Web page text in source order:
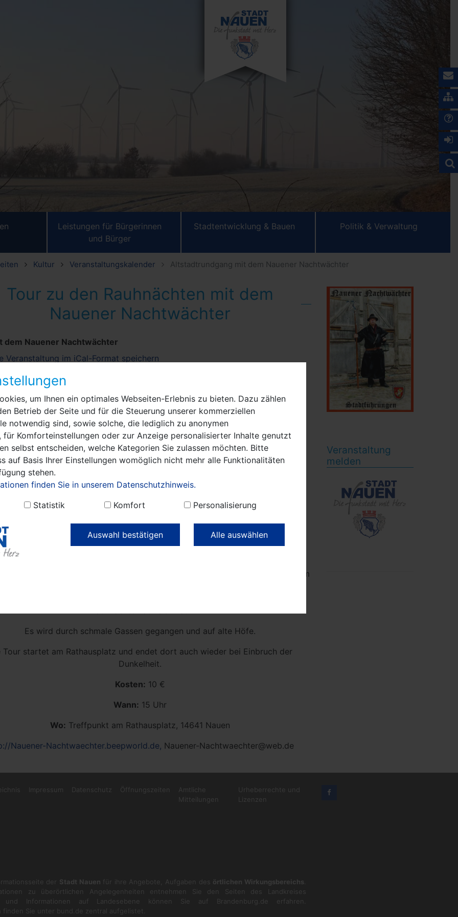
um Ihnen ein optimales Webseiten-Erlebnis zu bieten. Dazu zählen
Betrieb der Seite und für die Steuerung unserer kommerziellen
notwendig sind, sowie solche, die lediglich zu anonymen
für Komforteinstellungen oder zur Anzeige personalisierter Inhalte genutzt
selbst entscheiden, welche Kategorien Sie zulassen möchten. Bitte
auf Basis Ihrer Einstellungen womöglich nicht mehr alle Funktionalitäten
stehen.
finden Sie in unserem Datenschutzhinweis.
Statistik Komfort Personalisierung
Auswahl bestätigen Alle auswählen
Leistungen für Bürgerinnen
und Bürger
Stadtentwicklung & Bauen Politik & Verwaltung
Kultur Veranstaltungskalender Altstadtrundgang mit dem Nauener Nachtwächter
Tour zu den Rauhnächten mit dem
Nauener Nachtwächter
dem Nauener Nachtwächter
Veranstaltung im iCal-Format speichern
15:00 Uhr
Rathausplatz
14641 Nauen
Nauener Nachtwächter
Erwachsene, Familien, Führungen
neuen Jahr startet der Nachtwächter seine Touren durch Alt-Nauen. An diesem
eine Tour zu den Rauhnächten. Während des Rundgangs kann man einiges
Es wird durch schmale Gassen gegangen und auf alte Höfe.
Tour startet am Rathausplatz und endet dort auch wieder bei Einbruch der
Dunkelheit.
Kosten: 10 €
Wann: 15 Uhr
Wo: Treffpunkt am Rathausplatz, 14641 Nauen
Nauener-Nachtwaechter.beepworld.de, Nauener-Nachtwaechter@web.de
Veranstaltung
melden
Impressum Datenschutz Öffnungszeiten
Amtliche
Mitteilungen
Urheberrechte und
Lizenzen
der Stadt Nauen für ihre Angebote, Aufgaben des örtlichen Wirkungsbereichs
zu überörtlichen Angelegenheiten entnehmen Sie den Seiten des Landkreises
und Informationen auf Landesebene können Sie auf
Brandenburg.de
erfahren.
finden Sie unter
bund.de zentral aufgelistet.